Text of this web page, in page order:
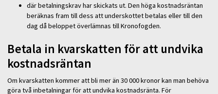
där betalningskrav har skickats ut. Den höga kostnadsräntan
beräknas fram till dess att underskottet betalas eller till den
dag då beloppet överlämnas till Kronofogden.
Betala in kvarskatten för att undvika
kostnadsräntan
Om kvarskatten kommer att bli mer än 30 000 kronor kan man behöva
göra två inbetalningar för att undvika kostnadsränta. För